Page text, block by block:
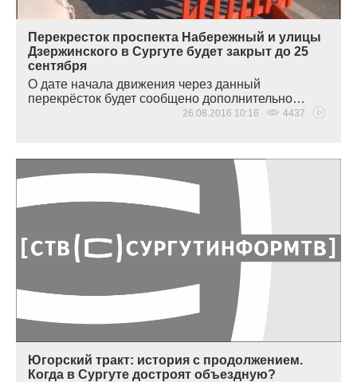
Перекресток проспекта Набережный и улицы
Дзержинского в Сургуте будет закрыт до 25
сентября
О дате начала движения через данный
перекрёсток будет сообщено дополнительно…
26.08.2016 10:16 4437
Югорский тракт: история с продолжением.
Когда в Сургуте достроят объездную?